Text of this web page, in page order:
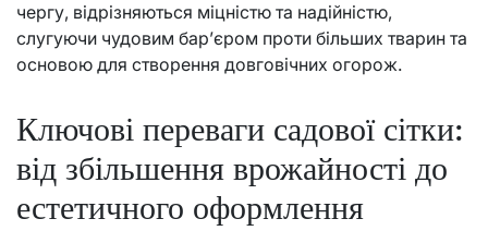
чергу, відрізняються міцністю та надійністю,
слугуючи чудовим бар’єром проти більших тварин та
основою для створення довговічних огорож.
Ключові переваги садової сітки:
від збільшення врожайності до
естетичного оформлення